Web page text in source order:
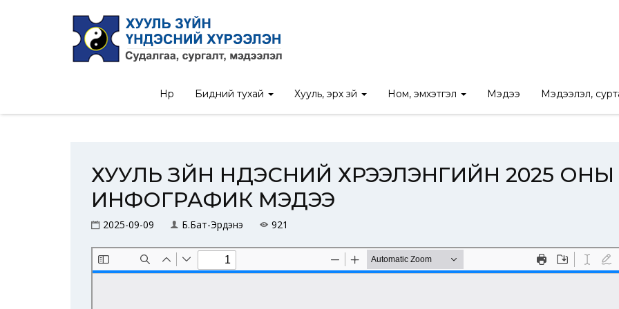
Нүүр Бидний тухай Хууль, эрх зүй Ном, эмхэтгэл Мэдээ Мэдээлэл,
Нүүр / Ил тод байдал ХУУЛЬ ЗҮЙН ҮНДЭСНИЙ ХҮРЭЭЛЭНГИЙН 2025 ОНЫ 07 ДУГААР
ХУУЛЬ ЗҮЙН ҮНДЭСНИЙ ХҮРЭЭЛЭНГИЙН 2025
ИНФОГРАФИК МЭДЭЭ
2025-09-09 Б.Бат-Эрдэнэ 921